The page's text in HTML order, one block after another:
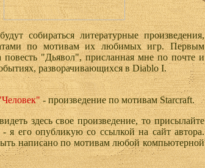
собираться литературные произведения,
по мотивам их любимых игр. Первым
повесть "Дьявол", присланная мне по почте и
разворачивающихся в Diablo I.
- произведение по мотивам Starcraft.
здесь свое произведение, то присылайте
я его опубликую со ссылкой на сайт автора.
написано по мотивам любой компьютерной